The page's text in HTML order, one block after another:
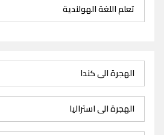
تعلم اللغة الهولندية
الهجرة الى كندا
الهجرة الى استراليا